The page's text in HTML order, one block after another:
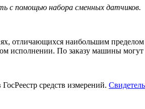
с помощью набора сменных датчиков.
отличающихся наибольшим
исполнении. По заказу машины
средств измерений.